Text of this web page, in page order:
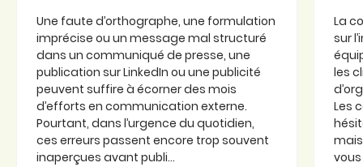
Une faute d’orthographe, une formulation
imprécise ou un message mal structuré
dans un communiqué de presse, une
publication sur LinkedIn ou une publicité
peuvent suffire à écorner des mois
d’efforts en communication externe.
Pourtant, dans l’urgence du quotidien,
ces erreurs passent encore trop souvent
inaperçues avant publi...
La
sur
les
Les